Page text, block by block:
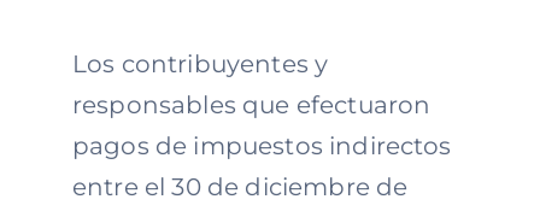
Los contribuyentes y
responsables que efectuaron
pagos de impuestos indirectos
entre el 30 de diciembre de